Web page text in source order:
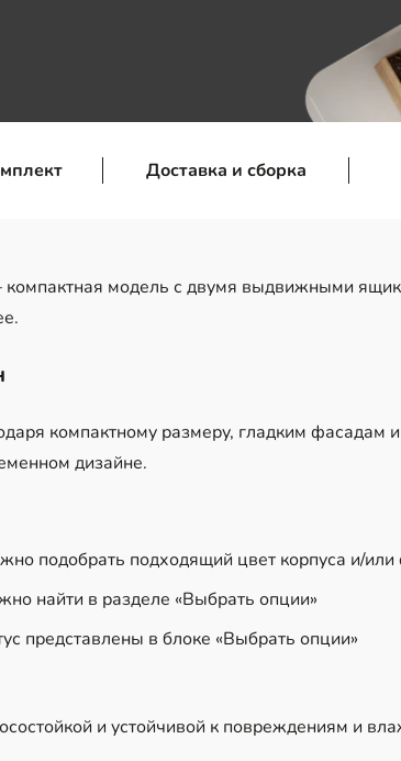
Доставка и сборка
модель с двумя выдвижными
компактному размеру, гладким
дизайне.
подобрать подходящий цвет корпуса и/
найти в разделе «Выбрать опции»
представлены в блоке «Выбрать опции»
и устойчивой к повреждениям и